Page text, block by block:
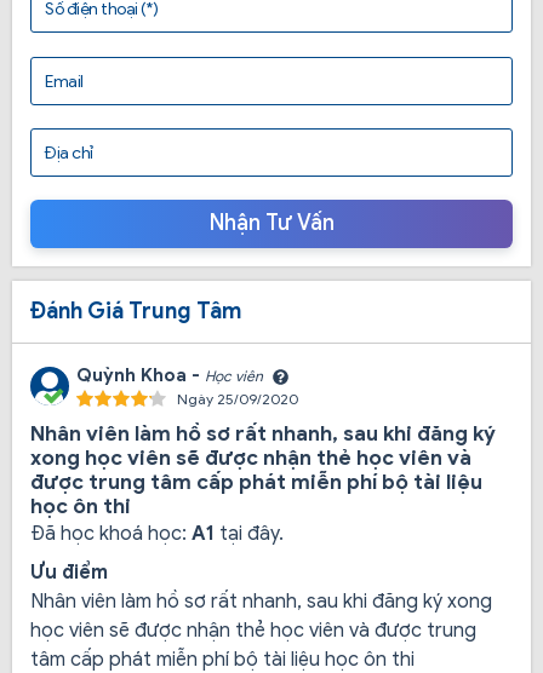
Thế mạnh nổi bật của Trường Cao Đẳng
Công Nghệ Thành Đô
Học phí các khóa học:Có hợp đồng mộc đỏ cam
kết đầy đủ mọi thông tin đảm bảo quyền lợi cho học
viên, đặc biệt học phí luôn được công khai và toàn bộ
phí cho quá trình đào tạo lái xe là trọn gói, không
phát sinh.
Số điện thoại (*)
Email
Địa chỉ
Nhận Tư Vấn
Đánh Giá Trung Tâm
Quỳnh Khoa - Học viên
Ngày 25/09/2020
Nhân viên làm hồ sơ rất nhanh, sau khi đăng ký
xong học viên sẽ được nhận thẻ học viên và
được trung tâm cấp phát miễn phí bộ tài liệu
học ôn thi
Đã học khoá học: A1 tại đây.
Ưu điểm
Nhân viên làm hồ sơ rất nhanh, sau khi đăng ký xong
học viên sẽ được nhận thẻ học viên và được trung
tâm cấp phát miễn phí bộ tài liệu học ôn thi